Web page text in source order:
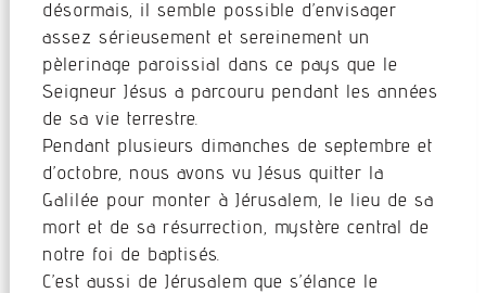
désormais, il semble possible d’envisager
assez sérieusement et sereinement un
pèlerinage paroissial dans ce pays que le
Seigneur Jésus a parcouru pendant les années
de sa vie terrestre.
Pendant plusieurs dimanches de septembre et
d’octobre, nous avons vu Jésus quitter la
Galilée pour monter à Jérusalem, le lieu de sa
mort et de sa résurrection, mystère central de
notre foi de baptisés.
C’est aussi de Jérusalem que s’élance le